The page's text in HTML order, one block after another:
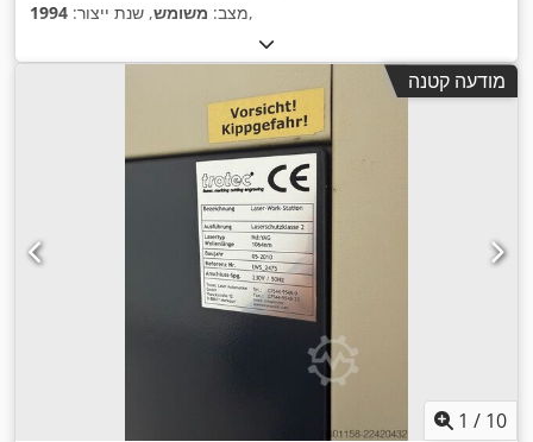
מצב: משומש, שנת ייצור: 1994 ,
מודעה קטנה
1 / 10